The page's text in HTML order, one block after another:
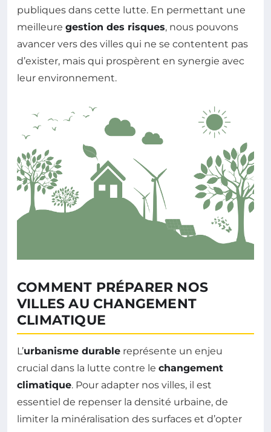
publiques dans cette lutte. En permettant une
meilleure gestion des risques, nous pouvons
avancer vers des villes qui ne se contentent pas
d’exister, mais qui prospèrent en synergie avec
leur environnement.
COMMENT PRÉPARER NOS
VILLES AU CHANGEMENT
CLIMATIQUE
L’urbanisme durable représente un enjeu
crucial dans la lutte contre le changement
climatique. Pour adapter nos villes, il est
essentiel de repenser la densité urbaine, de
limiter la minéralisation des surfaces et d’opter